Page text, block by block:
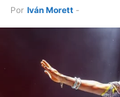
Por Iván Morett -